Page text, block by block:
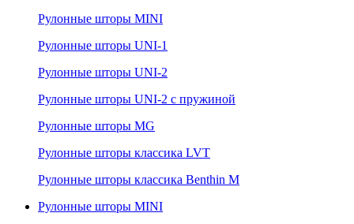
Рулонные шторы MINI
Рулонные шторы UNI-1
Рулонные шторы UNI-2
Рулонные шторы UNI-2 с пружиной
Рулонные шторы MG
Рулонные шторы классика LVT
Рулонные шторы классика Benthin M
Рулонные шторы MINI